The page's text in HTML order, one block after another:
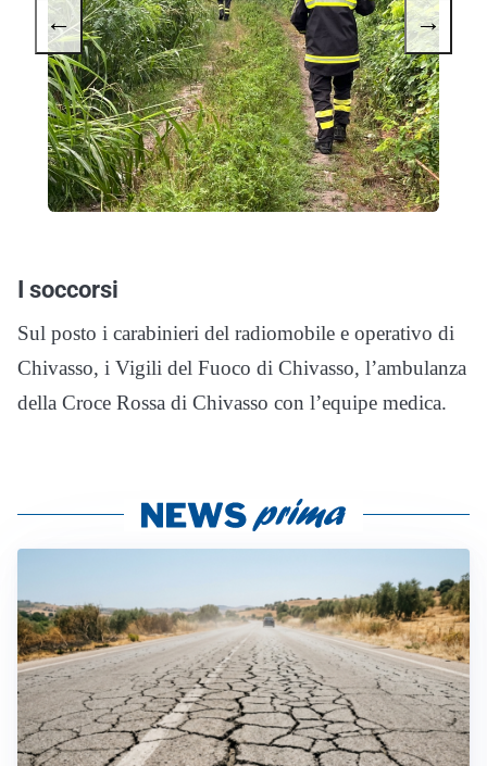
← →
I soccorsi
Sul posto i carabinieri del radiomobile e operativo di
Chivasso, i Vigili del Fuoco di Chivasso, l’ambulanza
della Croce Rossa di Chivasso con l’equipe medica.